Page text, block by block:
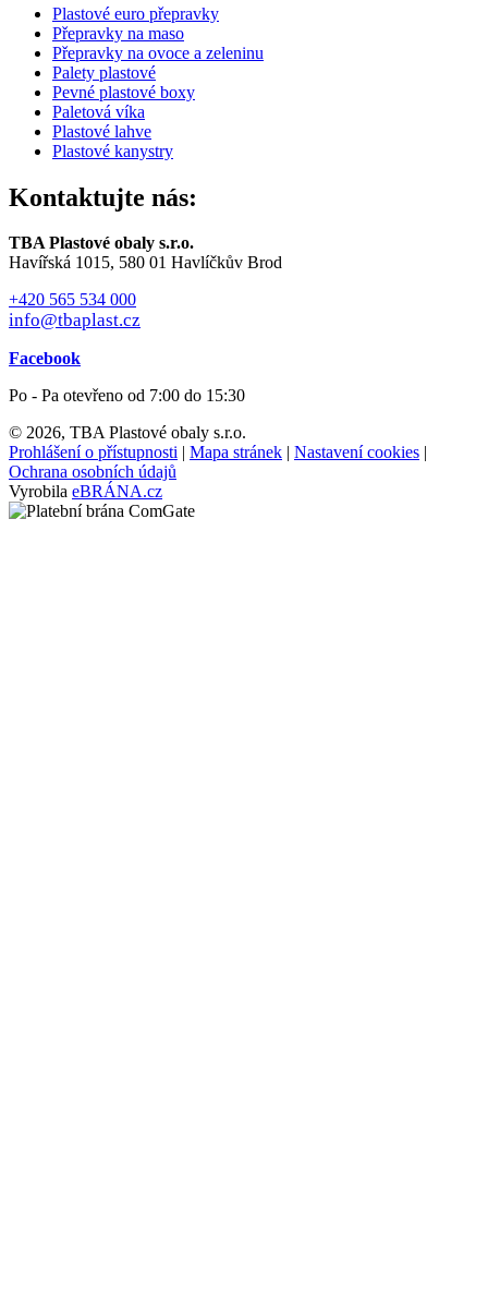
Plastové euro přepravky
Přepravky na maso
Přepravky na ovoce a zeleninu
Palety plastové
Pevné plastové boxy
Paletová víka
Plastové lahve
Plastové kanystry
Kontaktujte nás:
TBA Plastové obaly s.r.o.
Havířská 1015, 580 01 Havlíčkův Brod
+420 565 534 000
info@tbaplast.cz
Facebook
Po - Pa otevřeno od 7:00 do 15:30
© 2026, TBA Plastové obaly s.r.o.
Prohlášení o přístupnosti | Mapa stránek | Nastavení cookies |
Ochrana osobních údajů
Vyrobila eBRÁNA.cz